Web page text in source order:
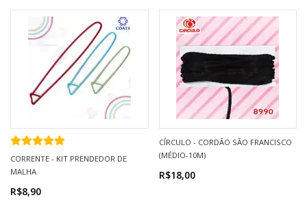
CORRENTE - KIT PRENDEDOR DE
MALHA
R$8,90
CÍRCULO - CORDÃO SÃO FRANCISCO
(MÉDIO-10M)
R$18,00